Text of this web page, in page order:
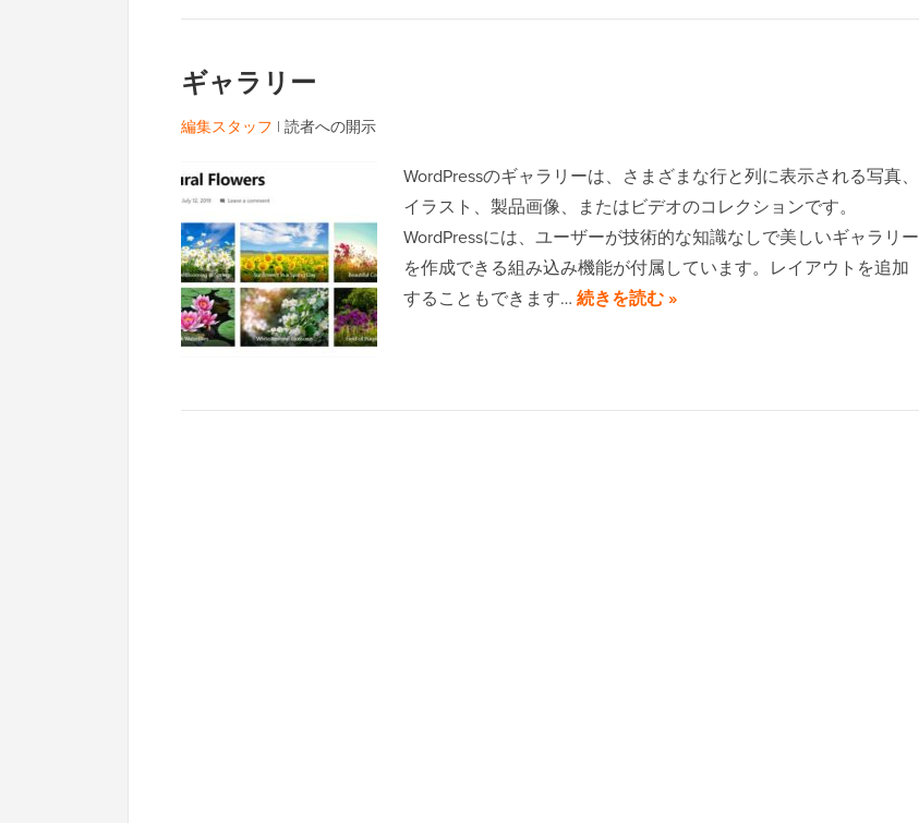
ギャラリー
編集スタッフ | 読者への開示
WordPressのギャラリーは、さまざまな行と列に表示される写真、
イラスト、製品画像、またはビデオのコレクションです。
WordPressには、ユーザーが技術的な知識なしで美しいギャラリー
を作成できる組み込み機能が付属しています。レイアウトを追加
することもできます… 続きを読む »